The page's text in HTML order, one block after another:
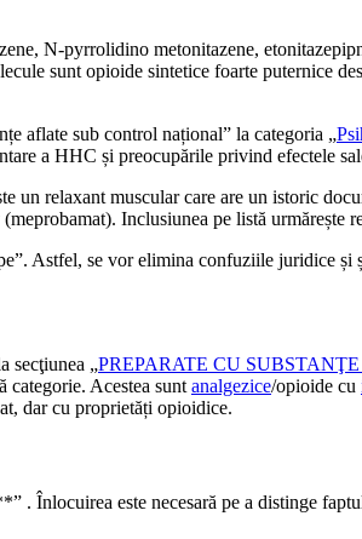
N‑pyrrolidino metonitazene,
sunt opioide sintetice foarte puternice
aflate sub control național” la categoria „
a HHC și preocupările privind efectele
un relaxant muscular care are un istoric
Inclusiunea pe listă urmărește
Astfel, se vor elimina confuziile juridice și
secţiunea „PREPARATE CU
categorie. Acestea sunt analgezice/opioide cu
dar cu proprietăți opioidice.
Înlocuirea este necesară pe a distinge